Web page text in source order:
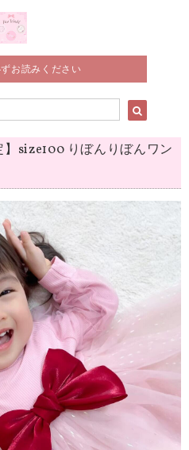
お読みください
】size100 りぼんりぼんワン